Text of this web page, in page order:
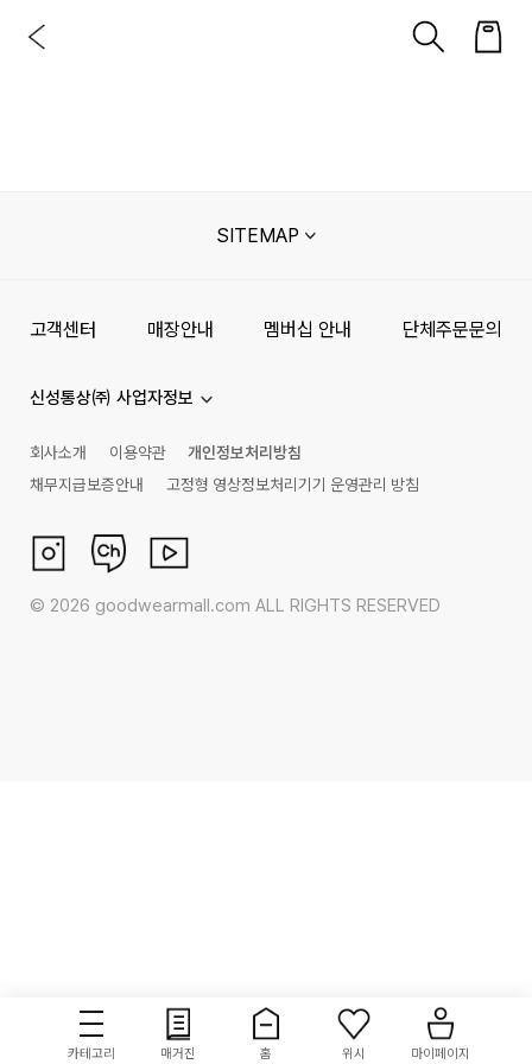
카테고리 매거진 홈 위시 마이페이지
SITEMAP
고객센터 매장안내 멤버십 안내 단체주문문의
신성통상㈜ 사업자정보
회사소개 이용약관
개인정보처리방침
채무지급보증안내
고정형 영상정보처리기기 운영관리 방침
© 2026 goodwearmall.com ALL RIGHTS RESERVED